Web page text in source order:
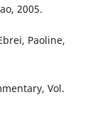
2005.
Paoline,
Vol.